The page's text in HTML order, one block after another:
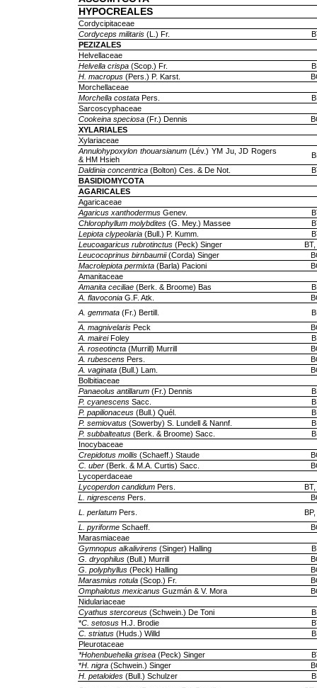
HYPOCREALES
Cordycipitaceae
Cordyceps militaris (L.) Fr.
PEZIZALES
Helvellaceae
Helvella crispa (Scop.) Fr.
H. macropus (Pers.) P. Karst.
Morchellaceae
Morchella costata Pers.
Sarcoscyphaceae
Cookeina speciosa (Fr.) Dennis
XYLARIALES
Xylariaceae
Annulohypoxylon thouarsianum(Lév.) YM Ju, JD Rogers
& HM Hsieh
Daldinia concentrica (Bolton) Ces. & De Not.
BASIDIOMYCOTA
AGARICALES
Agaricaceae
Agaricus xanthodermus Genev.
Chlorophyllum molybdites (G. Mey.) Massee
Lepiota clypeolaria (Bull.) P. Kumm.
Leucoagaricus rubrotinctus (Peck) Singer
Leucocoprinus birnbaumii(Corda) Singer
Macrolepiota permixta (Barla) Pacioni
Amanitaceae
Amanita ceciliae (Berk. & Broome) Bas
A. flavoconia G.F. Atk.
A. gemmata (Fr.) Bertill.
A. magnivelaris Peck
A. maireiFoley
A. roseotincta (Murrill) Murrill
A. rubescens Pers.
A. vaginata (Bull.) Lam.
Bolbitiaceae
Panaeolus antillarum (Fr.) Dennis
P. cyanescens Sacc.
P. papilionaceus (Bull.) Quél.
P. semiovatus (Sowerby) S. Lundell & Nannf.
P. subbalteatus (Berk. & Broome) Sacc.
Inocybaceae
Crepidotus mollis (Schaeff.) Staude
C. uber (Berk. & M.A. Curtis) Sacc.
Lycoperdaceae
Lycoperdon candidum Pers.
L. nigrescens Pers.
L. perlatum Pers.
L. pyriforme Schaeff.
Marasmiaceae
Gymnopus alkalivirens (Singer) Halling
G. dryophilus (Bull.) Murrill
G. polyphyllus (Peck) Halling
Marasmius rotula (Scop.) Fr.
Omphalotus mexicanus Guzmán & V. Mora
Nidulariaceae
Cyathus stercoreus (Schwein.) De Toni
*C. setosus H.J. Brodie
C. striatus (Huds.) Willd
Pleurotaceae
*Hohenbuehelia grisea (Peck) Singer
*H. nigra (Schwein.) Singer
H. petaloides (Bull.) Schulzer